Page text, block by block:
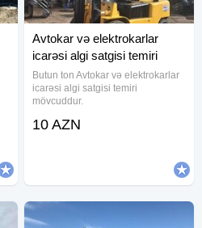
Avtokar və elektrokarlar
icarəsi algi satgisi temiri
Butun ton Avtokar və elektrokarlar
icarəsi algi satgisi temiri
mövcuddur.
10 AZN